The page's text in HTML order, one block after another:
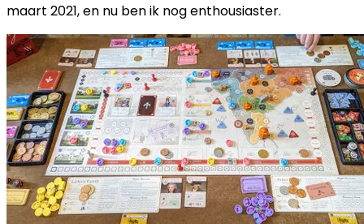
maart 2021, en nu ben ik nog enthousiaster.